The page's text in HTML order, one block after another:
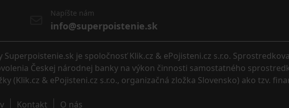
Napíšte nám
info@superpoistenie.sk
je spoločnosť Klik.cz & ePojisteni.cz s.r.o.
Českej národnej banky na výkon činnosti samostatného
(Klik.cz & ePojisteni.cz s.r.o., organizačná zložka Slovensko) ako tzv.
Kontakt O nás